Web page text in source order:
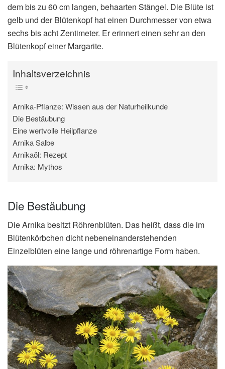
dem bis zu 60 cm langen, behaarten Stängel. Die Blüte ist
gelb und der Blütenkopf hat einen Durchmesser von etwa
sechs bis acht Zentimeter. Er erinnert einen sehr an den
Blütenkopf einer Margarite.
Inhaltsverzeichnis
Arnika-Pflanze: Wissen aus der Naturheilkunde
Die Bestäubung
Eine wertvolle Heilpflanze
Arnika Salbe
Arnikaöl: Rezept
Arnika: Mythos
Die Bestäubung
Die Arnika besitzt Röhrenblüten. Das heißt, dass die im
Blütenkörbchen dicht nebeneinanderstehenden
Einzelblüten eine lange und röhrenartige Form haben.